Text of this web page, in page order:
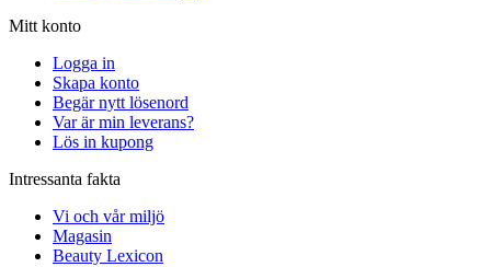
Mitt konto
Logga in
Skapa konto
Begär nytt lösenord
Var är min leverans?
Lös in kupong
Intressanta fakta
Vi och vår miljö
Magasin
Beauty Lexicon